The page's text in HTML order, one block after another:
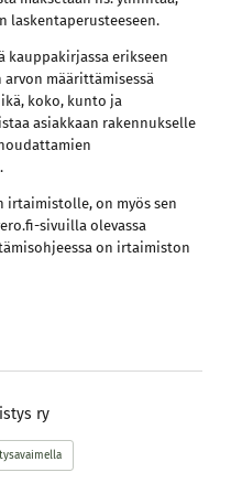
laskentaperusteeseen.
kauppakirjassa erikseen
arvon määrittämisessä
koko, kunto ja
asiakkaan rakennukselle
irtaimistolle, on myös sen
sivuilla olevassa
on irtaimiston
ry